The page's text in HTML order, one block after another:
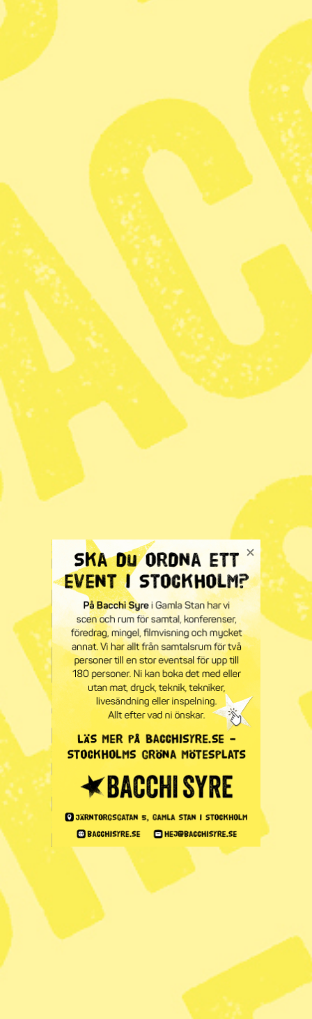
Dela
Lördag 11 mars. Östra Aleppo är kanske världens mest
krigsförstörda stad just nu. Förbjudna vapen som
klusterbomber, klorbomber och olika brandbomber har använts i
kriget i Syrien. Men mitt i förödelsen ligger en färgsprakande
juicebar – ett tecken på att livet går vidare.
Foto: Lars Pehrson/TT
TAGGAR
Syrien
Zoom
Fortsatta
demonstrationer till
stöd för kurderna i
Syrien – ”Regeringen
väldigt tyst”
Publicerad 2026-01-26 5 min lästid
Flera demonstrationer har hållits för Rojava och det kurdiska
självstyret på flera håll i Sverige den senaste tiden. På bilden
en demonstration i Malmö. Foto: Privat
De senaste veckorna har det pågått blodiga
strider i Syrien mellan regeringens armé
och de kurdledda styrkorna SDF. IS-
fångar uppges ha rymt och experter
varnar för följderna. Men från svenska
kritiseras av flera grupper i både
demonstrationer och kontroversiella